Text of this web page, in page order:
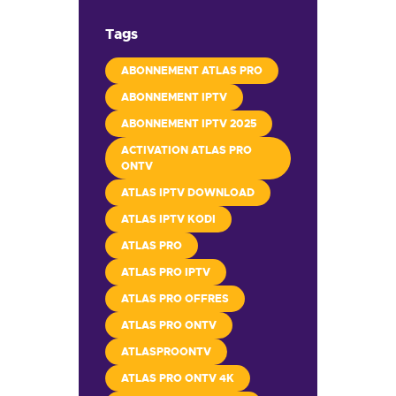
Tags
ABONNEMENT ATLAS PRO
ABONNEMENT IPTV
ABONNEMENT IPTV 2025
ACTIVATION ATLAS PRO
ONTV
ATLAS IPTV DOWNLOAD
ATLAS IPTV KODI
ATLAS PRO
ATLAS PRO IPTV
ATLAS PRO OFFRES
ATLAS PRO ONTV
ATLASPROONTV
ATLAS PRO ONTV 4K